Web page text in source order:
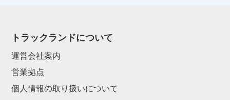
トラックランドについて
運営会社案内
営業拠点
個人情報の取り扱いについて